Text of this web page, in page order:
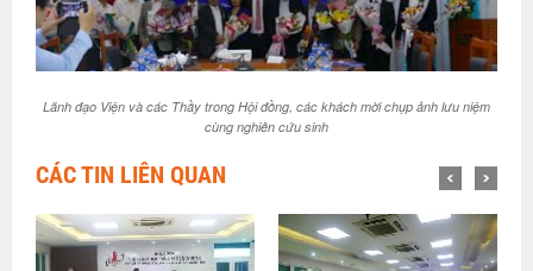
Lãnh đạo Viện và các Thầy trong Hội đồng, các khách mời chụp ảnh lưu niệm
cùng nghiên cứu sinh
CÁC TIN LIÊN QUAN